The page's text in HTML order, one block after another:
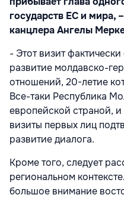
государств ЕС и мира,
канцлера Ангелы
- Этот визит
развитие молдавско-
отношений, 20-летие
Все-таки Республика
европейской страной, и
визиты первых лиц
развитие диалога.
Кроме того, следует
региональном
большое внимание